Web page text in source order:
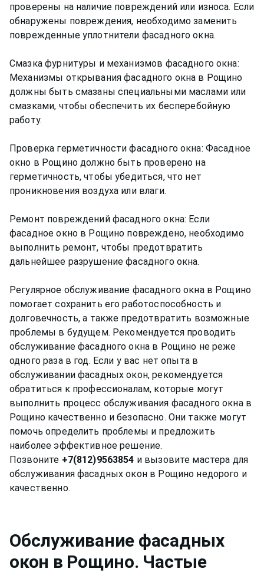
проверены на наличие повреждений или износа. Если
обнаружены повреждения, необходимо заменить
поврежденные уплотнители фасадного окна.
Смазка фурнитуры и механизмов фасадного окна:
Механизмы открывания фасадного окна в Рощино
должны быть смазаны специальными маслами или
смазками, чтобы обеспечить их бесперебойную
работу.
Проверка герметичности фасадного окна: Фасадное
окно в Рощино должно быть проверено на
герметичность, чтобы убедиться, что нет
проникновения воздуха или влаги.
Ремонт повреждений фасадного окна: Если
фасадное окно в Рощино повреждено, необходимо
выполнить ремонт, чтобы предотвратить
дальнейшее разрушение фасадного окна.
Регулярное обслуживание фасадного окна в Рощино
помогает сохранить его работоспособность и
долговечность, а также предотвратить возможные
проблемы в будущем. Рекомендуется проводить
обслуживание фасадного окна в Рощино не реже
одного раза в год. Если у вас нет опыта в
обслуживании фасадных окон, рекомендуется
обратиться к профессионалам, которые могут
выполнить процесс обслуживания фасадного окна в
Рощино качественно и безопасно. Они также могут
помочь определить проблемы и предложить
наиболее эффективное решение.
Позвоните +7(812)9563854 и вызовите мастера для
обслуживания фасадных окон в Рощино недорого и
Обслуживание фасадных
окон в Рощино. Частые